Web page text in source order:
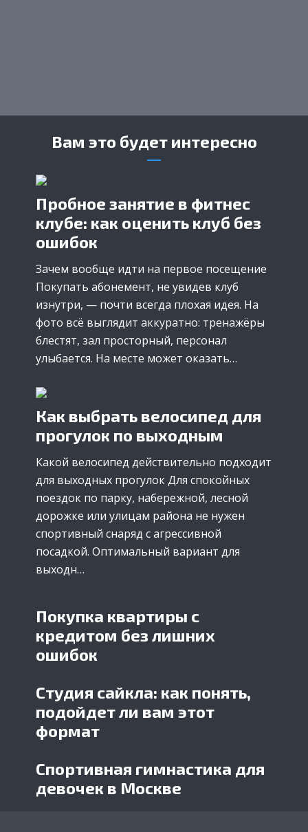
Вам это будет интересно
Пробное занятие в фитнес
клубе: как оценить клуб без
ошибок
Зачем вообще идти на первое посещение
Покупать абонемент, не увидев клуб
изнутри, — почти всегда плохая идея. На
фото всё выглядит аккуратно: тренажёры
блестят, зал просторный, персонал
улыбается. На месте может оказать…
Как выбрать велосипед для
прогулок по выходным
Какой велосипед действительно подходит
для выходных прогулок Для спокойных
поездок по парку, набережной, лесной
дорожке или улицам района не нужен
спортивный снаряд с агрессивной
посадкой. Оптимальный вариант для
выходн…
Покупка квартиры с
кредитом без лишних
ошибок
Студия сайкла: как понять,
подойдет ли вам этот
формат
Спортивная гимнастика для
девочек в Москве